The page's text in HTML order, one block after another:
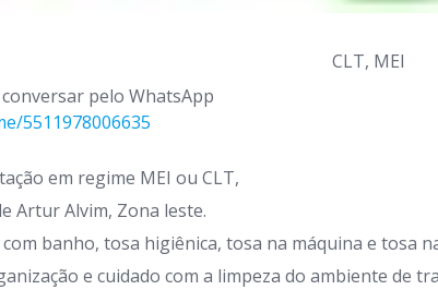
CLT, MEI
pelo WhatsApp
5511978006635
em regime MEI ou CLT,
Artur Alvim, Zona leste.
com banho, tosa higiênica, tosa na máquina e tosa
e cuidado com a limpeza do ambiente de